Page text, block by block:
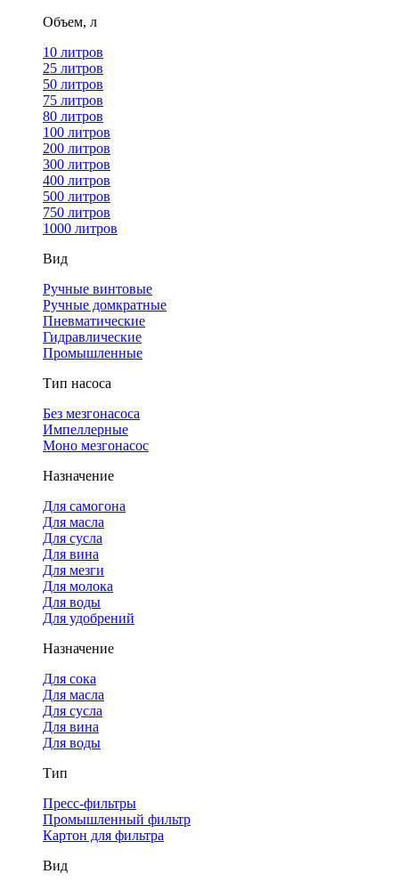
Объем, л
10 литров
25 литров
50 литров
75 литров
80 литров
100 литров
200 литров
300 литров
400 литров
500 литров
750 литров
1000 литров
Вид
Ручные винтовые
Ручные домкратные
Пневматические
Гидравлические
Промышленные
Тип насоса
Без мезгонасоса
Импеллерные
Моно мезгонасос
Назначение
Для самогона
Для масла
Для сусла
Для вина
Для мезги
Для молока
Для воды
Для удобрений
Назначение
Для сока
Для масла
Для сусла
Для вина
Для воды
Тип
Пресс-фильтры
Промышленный фильтр
Картон для фильтра
Вид